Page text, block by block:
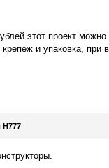
этот проект можно
и упаковка, при
H777